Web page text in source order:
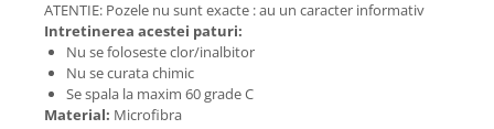
ATENTIE: Pozele nu sunt exacte : au un caracter informativ
Intretinerea acestei paturi:
Nu se foloseste clor/inalbitor
Nu se curata chimic
Se spala la maxim 60 grade C
Material: Microfibra